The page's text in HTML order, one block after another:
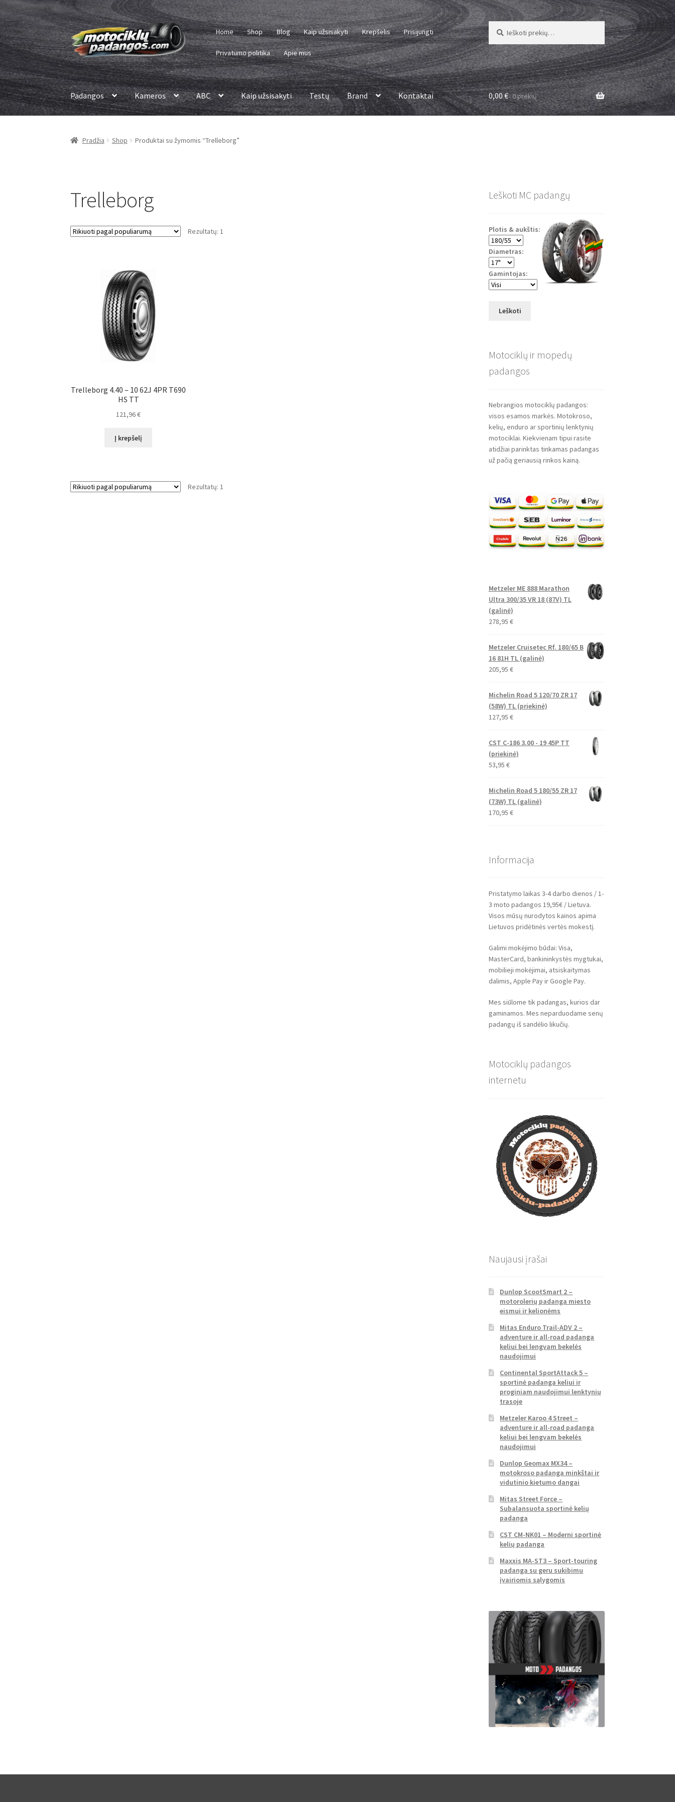
Pereiti
prie
meniu
Pereiti
prie
turinio
Home Shop Blog Kaip užsisakyti Krepšelis Prisijungti
Privatumo politika Apie mus
Ieškoti:
Ieškoti
Padangos Kameros ABC Kaip užsisakyti Testų Brand Kontaktai 0,00€ 0 prekių
Pradžia Shop Produktai su žymomis “Trelleborg”
Trelleborg
Rezultatų: 1
Trelleborg 4.40 – 10 62J 4PR T690
HS TT
121,96€
Į krepšelį
Rezultatų: 1
Leškoti MC padangų
Plotis & aukštis:
Diametras:
Gamintojas:
Leškoti
Motociklų ir mopedų
padangos
Nebrangios motociklų padangos:
visos esamos markės. Motokroso,
kelių, enduro ar sportinių lenktynių
motociklai. Kiekvienam tipui rasite
atidžiai parinktas tinkamas padangas
už pačią geriausią rinkos kainą.
Metzeler ME 888 Marathon
Ultra 300/35 VR 18 (87V) TL
(galinė)
278,95 €
Metzeler Cruisetec Rf. 180/65 B
16 81H TL (galinė)
205,95 €
Michelin Road 5 120/70 ZR 17
(58W) TL (priekinė)
127,95 €
CST C-186 3.00 - 19 45P TT
(priekinė)
53,95 €
Michelin Road 5 180/55 ZR 17
(73W) TL (galinė)
170,95 €
Informacija
Pristatymo laikas 3-4 darbo dienos / 1-
3 moto padangos 19,95€ / Lietuva.
Visos mūsų nurodytos kainos apima
Lietuvos pridėtinės vertės mokestį.
Galimi mokėjimo būdai: Visa,
MasterCard, bankininkystės mygtukai,
mobilieji mokėjimai, atsiskaitymas
dalimis, Apple Pay ir Google Pay.
Mes siūlome tik padangas, kurios dar
gaminamos. Mes neparduodame senų
padangų iš sandėlio likučių.
Motociklų padangos
internetu
Naujausi įrašai
Dunlop ScootSmart 2 –
motorolerių padanga miesto
eismui ir kelionėms
Mitas Enduro Trail-ADV 2 –
adventure ir all-road padanga
keliui bei lengvam bekelės
naudojimui
Continental SportAttack 5 –
sportinė padanga keliui ir
proginiam naudojimui lenktynių
trasoje
Metzeler Karoo 4 Street –
adventure ir all-road padanga
keliui bei lengvam bekelės
naudojimui
Dunlop Geomax MX34 –
motokroso padanga minkštai ir
vidutinio kietumo dangai
Mitas Street Force –
Subalansuota sportinė kelių
padanga
CST CM-NK01 – Moderni sportinė
kelių padanga
Maxxis MA-ST3 – Sport-touring
padanga su geru sukibimu
įvairiomis sąlygomis